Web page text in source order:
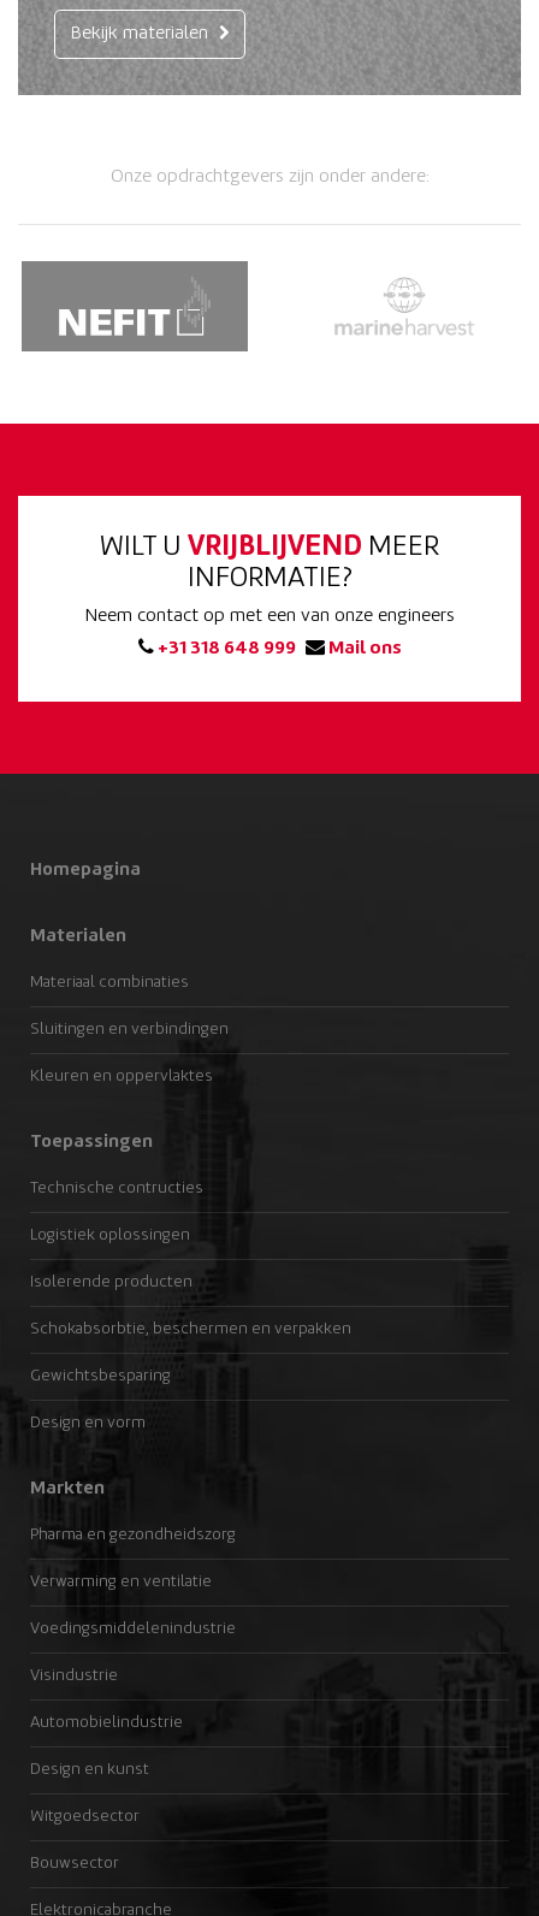
Bekijk materialen
Onze opdrachtgevers zijn onder andere:
WILT U VRIJBLIJVEND MEER
INFORMATIE?
Neem contact op met een van onze engineers
+31 318 648 999
Mail ons
Homepagina
Materialen
Materiaal combinaties
Sluitingen en verbindingen
Kleuren en oppervlaktes
Toepassingen
Technische contructies
Logistiek oplossingen
Isolerende producten
Schokabsorbtie, beschermen en verpakken
Gewichtsbesparing
Design en vorm
Markten
Pharma en gezondheidszorg
Verwarming en ventilatie
Voedingsmiddelenindustrie
Visindustrie
Automobielindustrie
Design en kunst
Witgoedsector
Bouwsector
Elektronicabranche